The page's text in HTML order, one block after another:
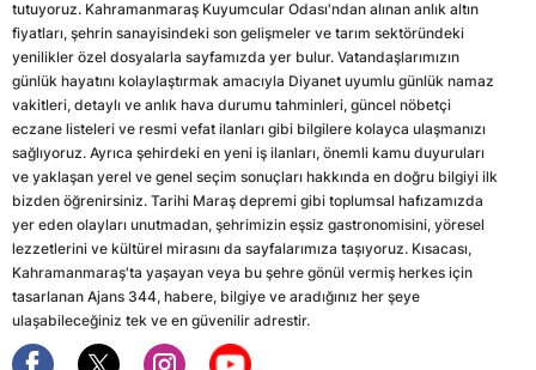
tutuyoruz. Kahramanmaraş Kuyumcular Odası'ndan alınan anlık altın
fiyatları, şehrin sanayisindeki son gelişmeler ve tarım sektöründeki
yenilikler özel dosyalarla sayfamızda yer bulur. Vatandaşlarımızın
günlük hayatını kolaylaştırmak amacıyla Diyanet uyumlu günlük namaz
vakitleri, detaylı ve anlık hava durumu tahminleri, güncel nöbetçi
eczane listeleri ve resmi vefat ilanları gibi bilgilere kolayca ulaşmanızı
sağlıyoruz. Ayrıca şehirdeki en yeni iş ilanları, önemli kamu duyuruları
ve yaklaşan yerel ve genel seçim sonuçları hakkında en doğru bilgiyi ilk
bizden öğrenirsiniz. Tarihi Maraş depremi gibi toplumsal hafızamızda
yer eden olayları unutmadan, şehrimizin eşsiz gastronomisini, yöresel
lezzetlerini ve kültürel mirasını da sayfalarımıza taşıyoruz. Kısacası,
Kahramanmaraş'ta yaşayan veya bu şehre gönül vermiş herkes için
tasarlanan Ajans 344, habere, bilgiye ve aradığınız her şeye
ulaşabileceğiniz tek ve en güvenilir adrestir.